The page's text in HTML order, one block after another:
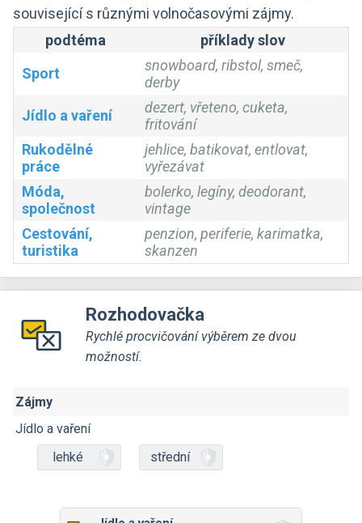
související s různými volnočasovými zájmy.
podtéma
příklady slov
Sport
snowboard, ribstol, smeč,
derby
Jídlo a vaření
dezert, vřeteno, cuketa,
fritování
Rukodělné
práce
jehlice, batikovat, entlovat,
vyřezávat
Móda,
společnost
bolerko, legíny, deodorant,
vintage
Cestování,
turistika
penzion, periferie, karimatka,
skanzen
Rozhodovačka
Rychlé procvičování výběrem ze dvou
možností.
Zájmy
Jídlo a vaření
lehké
střední